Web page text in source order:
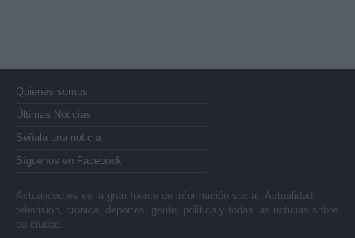
Quienes somos
Últimas Noticias
Señala una noticia
Síguenos en Facebook
Actualidad.es es la gran fuente de información social. Actualidad,
televisión, crónica, deportes, gente, política y todas las noticias sobre
su ciudad.